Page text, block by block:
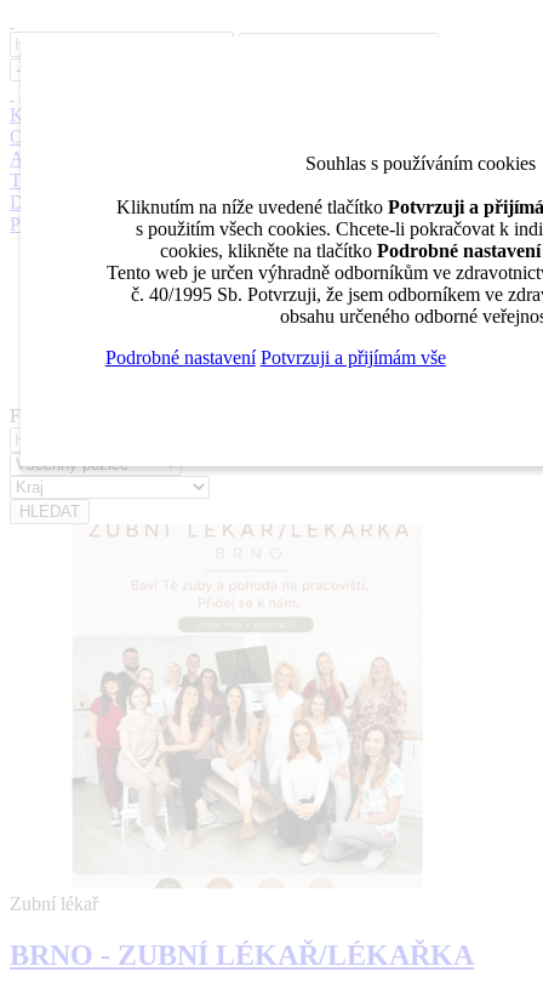
Kariérní poradenství
O nás
AKADEMIE
DENTAL JOBS STOMATEAM
TV
DentalJobs.cz menu search
Přihlásit
Inzerce
Moje inzeráty
Kariérní poradenství
Filtrovat
Zubní lékař
BRNO - ZUBNÍ LÉKAŘ/LÉKAŘKA
Souhlas s používáním cookies
Kliknutím na níže uvedené tlačítkoPotvrzuji a
s použitím všech cookies. Chcete-li pokračovat k
cookies, klikněte na tlačítko Podrobné nastavení
Tento web je určen výhradně odborníkům ve
č. 40/1995 Sb. Potvrzuji, že jsem odborníkem ve
obsahu určeného odborné
Podrobné nastavení Potvrzuji a přijímám vše